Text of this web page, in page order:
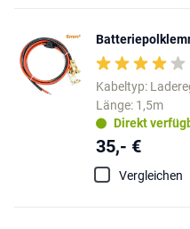
Kabeltyp:
Länge: 1,5m
Direkt
35,- €
Vergleichen